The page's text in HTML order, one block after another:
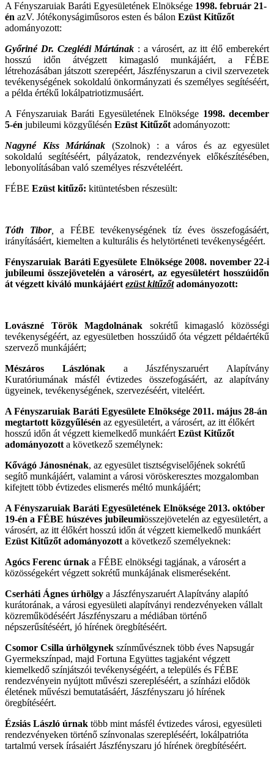
A Fényszaruiak Baráti Egyesületének Elnöksége 1998. február 21-
én azV. Jótékonyságiműsoros esten és bálon Ezüst Kitűzőt
adományozott:
Győriné Dr. Czeglédi Mártának : a városért, az itt élő emberekért
hosszú időn átvégzett kimagasló munkájáért, a FÉBE
létrehozásában játszott szerepéért, Jászfényszarun a civil szervezetek
tevékenységének sokoldalú önkormányzati és személyes segítéséért,
a példa értékű lokálpatriotizmusáért.
A Fényszaruiak Baráti Egyesületének Elnöksége 1998. december
5-én jubileumi közgyűlésén Ezüst Kitűzőt adományozott:
Nagyné Kiss Máriának (Szolnok) : a város és az egyesület
sokoldalú segítéséért, pályázatok, rendezvények előkészítésében,
lebonyolításában való személyes részvételéért.
FÉBE Ezüst kitűző: kitüntetésben részesült:
Tóth Tibor,
a FÉBE tevékenységének tíz éves összefogásáért,
irányításáért, kiemelten a kulturális és helytörténeti tevékenységéért.
Fényszaruiak Baráti Egyesülete Elnöksége 2008. november 22-i
jubileumi összejövetelén a városért, az egyesületért hosszúidőn
át végzett kiváló munkájáért ezüst kitűzőtadományozott:
Lovászné Török Magdolnának sokrétű kimagasló közösségi
tevékenységéért, az egyesületben hosszúidő óta végzett példaértékű
szervező munkájáért;
Mészáros Lászlónaka Jászfényszaruért Alapítvány
Kuratóriumának másfél évtizedes összefogásáért, az alapítvány
ügyeinek, tevékenységének, szervezéséért, viteléért.
A Fényszaruiak Baráti Egyesülete Elnöksége 2011. május 28-án
megtartott közgyűlésén az egyesületért, a városért, az itt élőkért
hosszú időn át végzett kiemelkedő munkáért Ezüst Kitűzőt
adományozott a következő személynek:
Kővágó Jánosnénak, az egyesület tisztségviselőjének sokrétű
segítő munkájáért, valamint a városi vöröskeresztes mozgalomban
kifejtett több évtizedes elismerés méltó munkájáért;
A Fényszaruiak Baráti Egyesületének Elnöksége 2013. október
19-én a FÉBE húszéves jubileumiösszejövetelén az egyesületért, a
városért, az itt élőkért hosszú időn át végzett kiemelkedő munkáért
Ezüst Kitűzőt adományozott a következő személyeknek:
Agócs Ferenc úrnak a FÉBE elnökségi tagjának, a városért a
közösségekért végzett sokrétű munkájának elismeréseként.
Cserháti Ágnes úrhölgy a Jászfényszaruért Alapítvány alapító
kurátorának, a városi egyesületi alapítványi rendezvényeken vállalt
közreműködéséért Jászfényszaru a médiában történő
népszerűsítéséért, jó hírének öregbítéséért.
Csomor Csilla úrhölgynek színművésznek több éves Napsugár
Gyermekszínpad, majd Fortuna Együttes tagjaként végzett
kiemelkedő színjátszói tevékenységéért, a település és FÉBE
rendezvényein nyújtott művészi szerepléséért, a színházi elődök
életének művészi bemutatásáért, Jászfényszaru jó hírének
öregbítéséért.
Ézsiás László úrnak több mint másfél évtizedes városi, egyesületi
rendezvényeken történő színvonalas szerepléséért, lokálpatrióta
tartalmú versek írásaiért Jászfényszaru jó hírének öregbítéséért.